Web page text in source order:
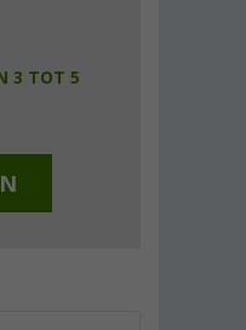
3 TOT 5